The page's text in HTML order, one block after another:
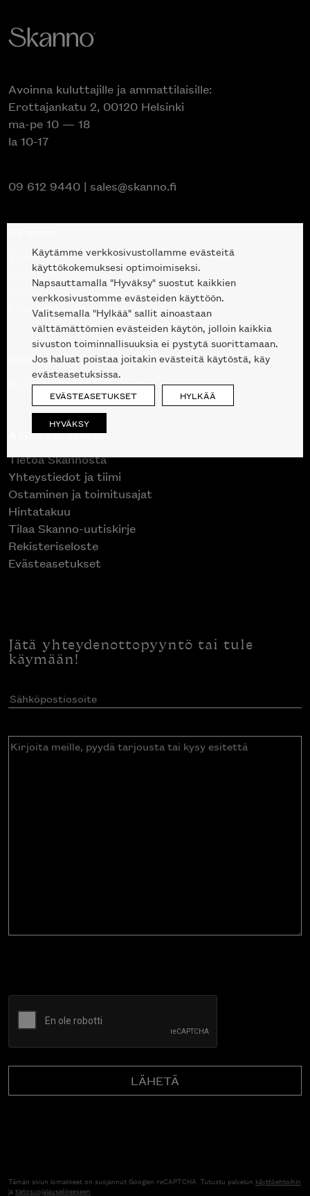
Avoinna kuluttajille ja ammattilaisille:
Erottajankatu 2, 00120 Helsinki
ma-pe 10 — 18
la 10-17
09 612 9440 | sales@skanno.fi
Tuotteet
Suunnittelupalvelu
Projektimyynti
Liike Helsingin keskustassa
Outlet
Poistuvat mallikappaleet
Asiakaspalvelu
Tietoa Skannosta
Yhteystiedot ja tiimi
Ostaminen ja toimitusajat
Hintatakuu
Tilaa Skanno-uutiskirje
Rekisteriseloste
Evästeasetukset
Jätä yhteydenottopyyntö tai tule
käymään!
Sähköpostiosoite(Pakollinen)
Kirjoita
Tämän sivun lomakkeet on suojannut Googlen reCAPTCHA. Tutustu palvelun käyttöehtoihin
jatietosuojalausekkeeseen
Käytämme verkkosivustollamme evästeitä
käyttökokemuksesi optimoimiseksi.
Napsauttamalla "Hyväksy" suostut kaikkien
verkkosivustomme evästeiden käyttöön.
Valitsemalla "Hylkää" sallit ainoastaan
välttämättömien evästeiden käytön, jolloin kaikkia
sivuston toiminnallisuuksia ei pystytä suorittamaan.
Jos haluat poistaa joitakin evästeitä käytöstä, käy
evästeasetuksissa.
EVÄSTEASETUKSET HYLKÄÄ
HYVÄKSY